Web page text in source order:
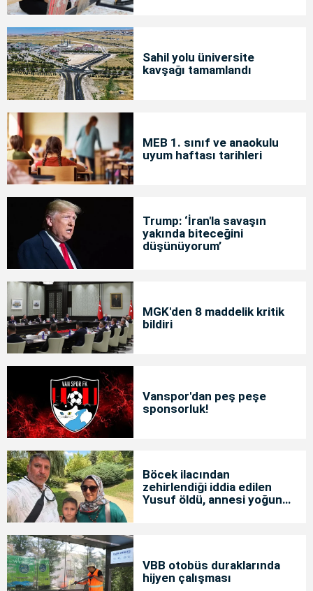
Sahil yolu üniversite
kavşağı tamamlandı
MEB 1. sınıf ve anaokulu
uyum haftası tarihleri
Trump: ‘İran'la savaşın
yakında biteceğini
düşünüyorum’
MGK'den 8 maddelik kritik
bildiri
Vanspor'dan peş peşe
sponsorluk!
Böcek ilacından
zehirlendiği iddia edilen
Yusuf öldü, annesi yoğun
VBB otobüs duraklarında
hijyen çalışması